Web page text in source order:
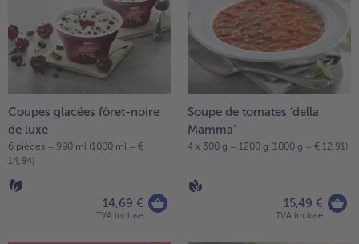
Coupes glacées fôret-noire
de luxe
6 pièces = 990 ml (1000 ml = €
14,84)
14,69 €
TVA incluse
Soupe de tomates ‘della
Mamma’
4 x 300 g = 1200 g (1000 g = € 12,91)
15,49 €
TVA incluse